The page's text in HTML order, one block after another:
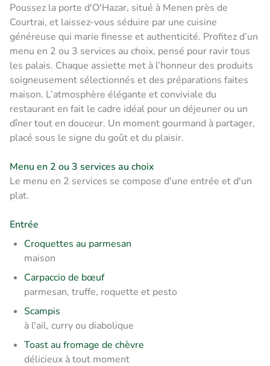
Poussez la porte d'O'Hazar, situé à Menen près de
Courtrai, et laissez-vous séduire par une cuisine
généreuse qui marie finesse et authenticité. Profitez d’un
menu en 2 ou 3 services au choix, pensé pour ravir tous
les palais. Chaque assiette met à l’honneur des produits
soigneusement sélectionnés et des préparations faites
maison. L’atmosphère élégante et conviviale du
restaurant en fait le cadre idéal pour un déjeuner ou un
dîner tout en douceur. Un moment gourmand à partager,
placé sous le signe du goût et du plaisir.
Menu en 2 ou 3 services au choix
Le menu en 2 services se compose d'une entrée et d'un
plat.
Entrée
Croquettes au parmesan
maison
Carpaccio de bœuf
parmesan, truffe, roquette et pesto
Scampis
à l'ail, curry ou diabolique
Toast au fromage de chèvre
délicieux à tout moment